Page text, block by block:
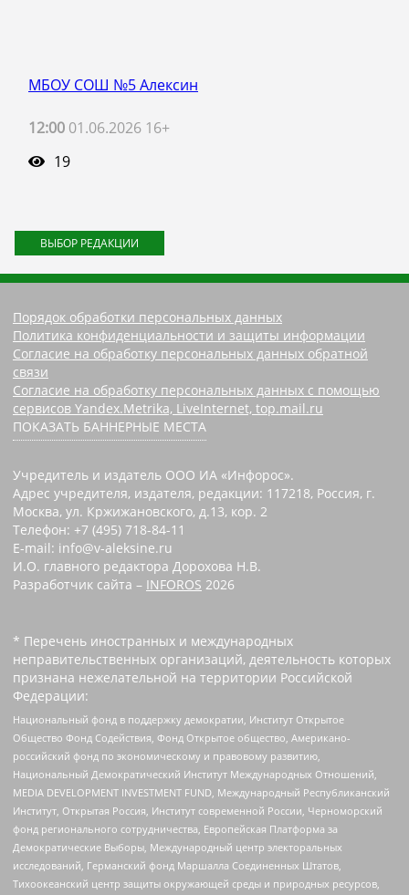
МБОУ СОШ №5 Алексин
12:00 01.06.2026 16+
19
ВЫБОР РЕДАКЦИИ
Порядок обработки персональных данных
Политика конфиденциальности и защиты информации
Согласие на обработку персональных данных обратной
связи
Согласие на обработку персональных данных с помощью
сервисов Yandex.Metrika, LiveInternet, top.mail.ru
ПОКАЗАТЬ БАННЕРНЫЕ МЕСТА
Учредитель и издатель ООО ИА «Инфорос».
Адрес учредителя, издателя, редакции: 117218, Россия, г.
Москва, ул. Кржижановского, д.13, кор. 2
Телефон: +7 (495) 718-84-11
E-mail: info@v-aleksine.ru
И.О. главного редактора Дорохова Н.В.
Разработчик сайта – INFOROS 2026
* Перечень иностранных и международных
неправительственных организаций, деятельность которых
признана нежелательной на территории Российской
Федерации:
Национальный фонд в поддержку демократии, Институт Открытое
Общество Фонд Содействия, Фонд Открытое общество, Американо-
российский фонд по экономическому и правовому развитию,
Национальный Демократический Институт Международных Отношений,
MEDIA DEVELOPMENT INVESTMENT FUND, Международный Республиканский
Институт, Открытая Россия, Институт современной России, Черноморский
фонд регионального сотрудничества, Европейская Платформа за
Демократические Выборы, Международный центр электоральных
исследований, Германский фонд Маршалла Соединенных Штатов,
Тихоокеанский центр защиты окружающей среды и природных ресурсов,